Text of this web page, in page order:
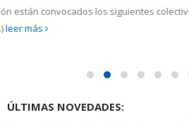
ÚLTIMAS NOVEDADES: